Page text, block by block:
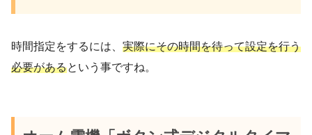
時間指定をするには、 実際にその時間を待って設定を行う
必要があるという事ですね。